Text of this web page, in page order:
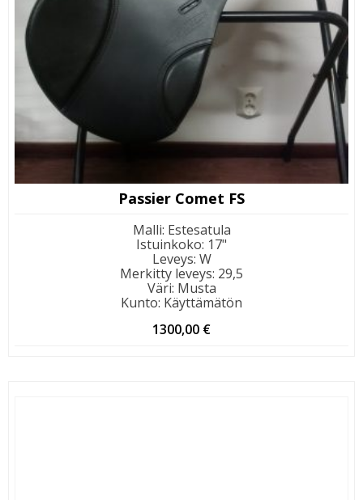
Passier Comet FS
Malli: Estesatula
Istuinkoko: 17"
Leveys: W
Merkitty leveys: 29,5
Väri: Musta
Kunto: Käyttämätön
1300,00 €